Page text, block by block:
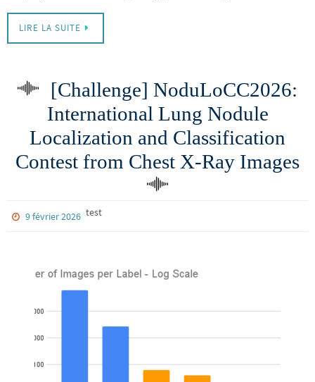
LIRE LA SUITE
[Challenge] NoduLoCC2026:
International Lung Nodule
Localization and Classification
Contest from Chest X-Ray Images
test
9 février 2026